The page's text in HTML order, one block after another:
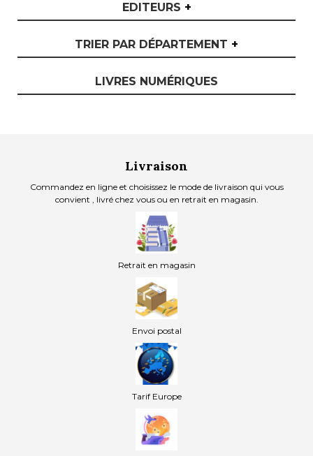
EDITEURS +
TRIER PAR DÉPARTEMENT +
LIVRES NUMÉRIQUES
Livraison
Commandez en ligne et choisissez le mode de livraison qui vous
convient , livré chez vous ou en retrait en magasin.
Retrait en magasin
Envoi postal
Tarif Europe